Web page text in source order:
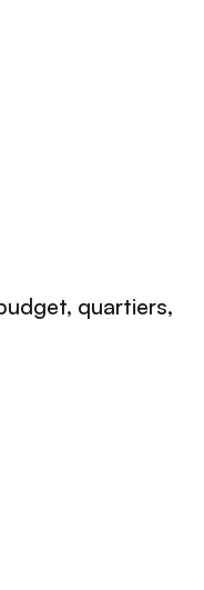
quartiers,